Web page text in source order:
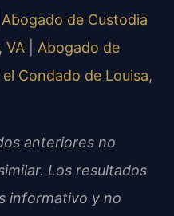
Abogado de Custodia
VA
Abogado de
Condado de Louisa,
anteriores no
Los resultados
informativo y no